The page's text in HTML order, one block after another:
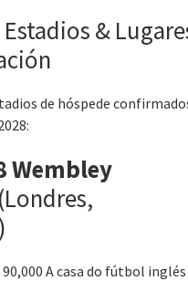
&
de hóspede
Wembley
(Londres,
90,000 A casa do fútbol inglés